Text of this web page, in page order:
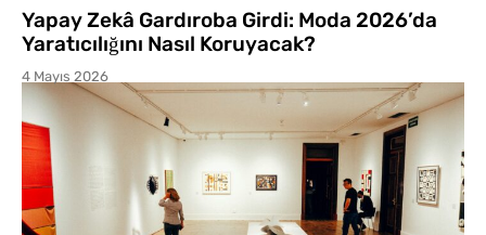
Yapay Zekâ Gardıroba Girdi: Moda 2026’da
Yaratıcılığını Nasıl Koruyacak?
4 Mayıs 2026